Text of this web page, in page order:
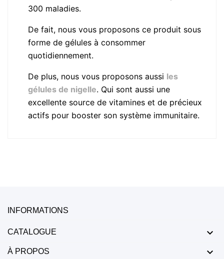
300 maladies.
De fait, nous vous proposons ce produit sous
forme de gélules à consommer
quotidiennement.
De plus, nous vous proposons aussi les
gélules de nigelle. Qui sont aussi une
excellente source de vitamines et de précieux
actifs pour booster son système immunitaire.
INFORMATIONS
CATALOGUE 
À PROPOS 